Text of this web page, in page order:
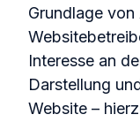
Grundlage von
Interesse an
Darstellung
Website –